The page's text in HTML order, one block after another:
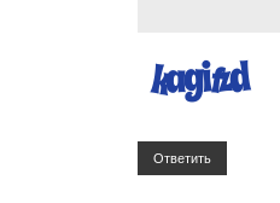
Ответить